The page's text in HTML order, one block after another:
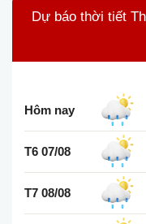
Dự báo thời tiết
Hôm nay
T6 07/08
T7 08/08